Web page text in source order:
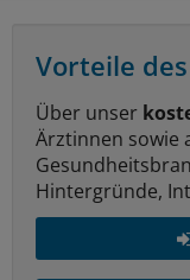
Vorteile
Über unser
Ärztinnen sowie
Hintergründe,